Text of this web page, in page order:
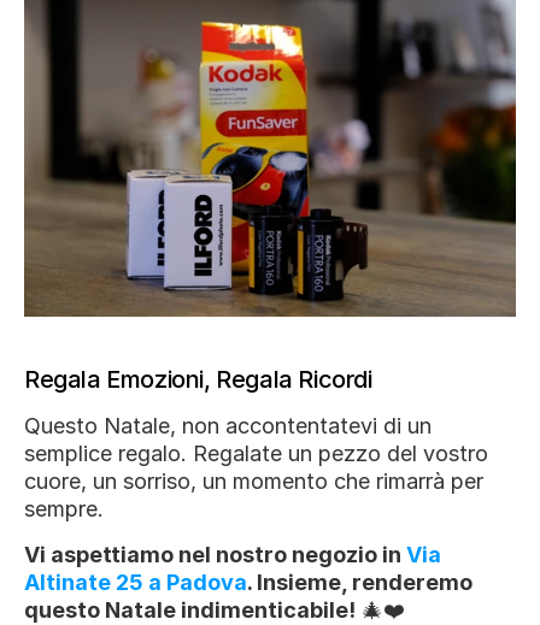
Regala Emozioni, Regala Ricordi
Questo Natale, non accontentatevi di un
semplice regalo. Regalate un pezzo del vostro
cuore, un sorriso, un momento che rimarrà per
sempre.
Vi aspettiamo nel nostro negozio in Via
Altinate 25 a Padova. Insieme, renderemo
questo Natale indimenticabile! 🎄❤️